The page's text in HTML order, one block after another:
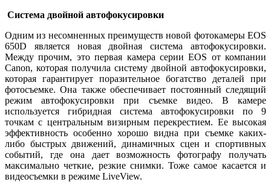
Система двойной автофокусировки
Одним из несомненных преимуществ новой фотокамеры EOS
650D является новая двойная система автофокусировки.
Между прочим, это первая камера серии EOS от компании
Canon, которая получила систему двойной автофокусировки,
которая гарантирует поразительное богатство деталей при
фотосъемке. Она также обеспечивает постоянный следящий
режим автофокусировки при съемке видео. В камере
используется гибридная система автофокусировки по 9
точкам с центральным визирным перекрестием. Ее высокая
эффективность особенно хорошо видна при съемке каких-
либо быстрых движений, динамичных сцен и спортивных
событий, где она дает возможность фотографу получать
максимально четкие, резкие снимки. Тоже самое касается и
видеосъемки в режиме LiveView.